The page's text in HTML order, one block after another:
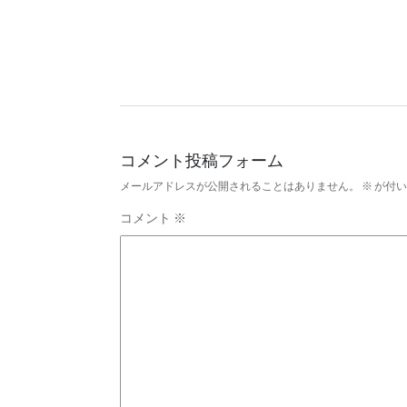
コメント投稿フォーム
メールアドレスが公開されることはありません。 ※ が付
コメント ※